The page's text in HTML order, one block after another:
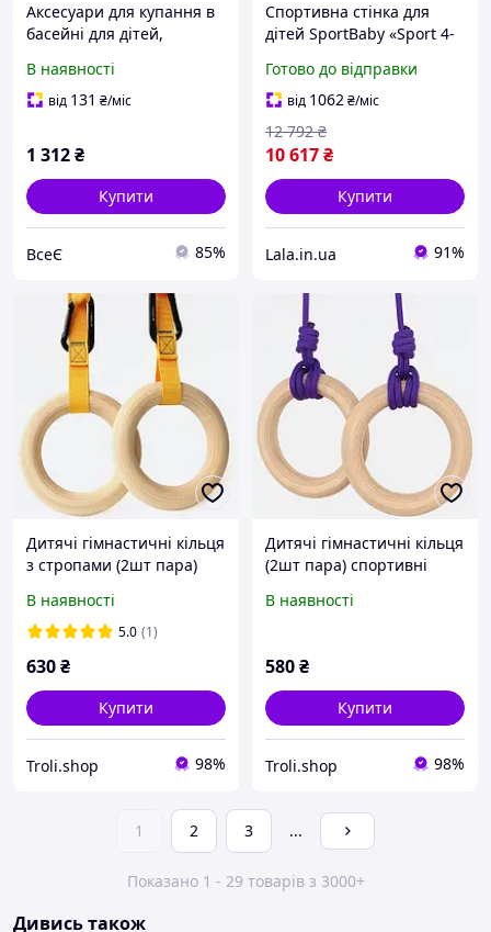
Аксесуари для купання в
басейні для дітей,
надувне кільце для
плавання з сидінням для
В наявності
від 131 ₴/міс
1 312₴
Купити
ВсеЄ 85%
Спортивна стінка для
дітей SportBaby «Sport 4-
Готово до відправки
від 1062₴/міс
10 617₴
12 792 ₴
Купити
Lala.in.ua 91%
Дитячі гімнастичні кільця
з стропами (2шт пара)
дитини | Детские
гимнастические кольца
В наявності
5.0 (1)
630₴
Купити
Troli.shop 98%
Дитячі гімнастичні кільця
(2шт пара) спортивні
Детские гимнастические
В наявності
580₴
Купити
Troli.shop 98%
1 2 3 ...
Показано 1 - 29 товарів з 3000+
Дивись також